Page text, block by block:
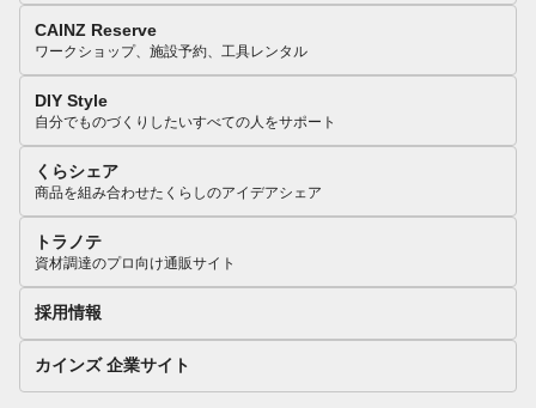
CAINZ Reserve
ワークショップ、施設予約、工具レンタル
DIY Style
自分でものづくりしたいすべての人をサポート
くらシェア
商品を組み合わせたくらしのアイデアシェア
トラノテ
資材調達のプロ向け通販サイト
採用情報
カインズ 企業サイト